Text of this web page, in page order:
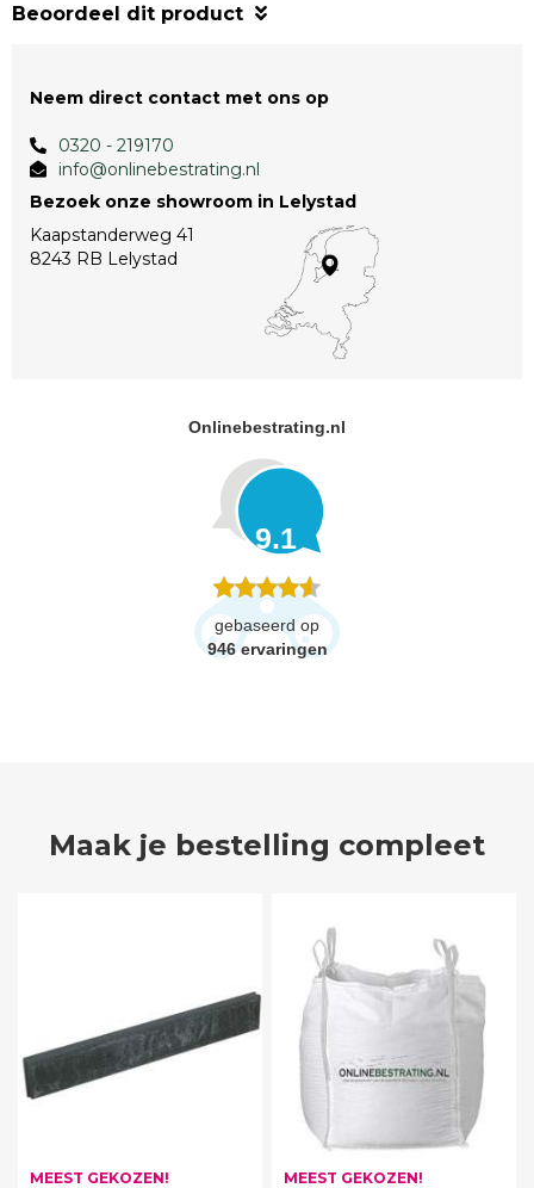
Beoordeel dit product
Neem direct contact met ons op
0320 - 219170
info@onlinebestrating.nl
Bezoek onze showroom in Lelystad
Kaapstanderweg 41
8243 RB Lelystad
Onlinebestrating.nl
9.1
gebaseerd op
946 ervaringen
Maak je bestelling compleet
MEEST GEKOZEN! MEEST GEKOZEN!